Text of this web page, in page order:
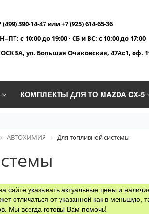
(499) 390-14-47 или +7 (925) 614-65-36
с 10:00 до 19:00 · СБ и ВС: с 10:00 до 17:00
ул. Большая Очаковская, 47Ас1, оф.
КОМПЛЕКТЫ ДЛЯ ТО MAZDA CX-5
АВТОХИМИЯ Для топливной системы
указывать актуальные цены и
отличаться от указанной как в меньшую,
Мы всегда готовы Вам помочь!